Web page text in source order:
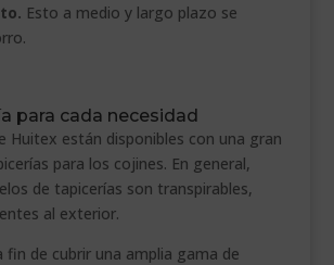
Esto a medio y largo plazo se
para cada necesidad
Huitex están disponibles con una gran
para los cojines. En general,
de tapicerías son transpirables,
al exterior.
de cubrir una amplia gama de